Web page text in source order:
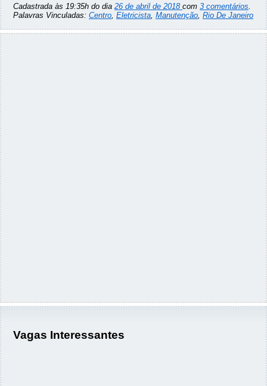
Cadastrada às 19:35h do dia 26 de abril de 2018 com 3 comentários.
Palavras Vinculadas: Centro, Eletricista, Manutenção, Rio De Janeiro
Vagas Interessantes